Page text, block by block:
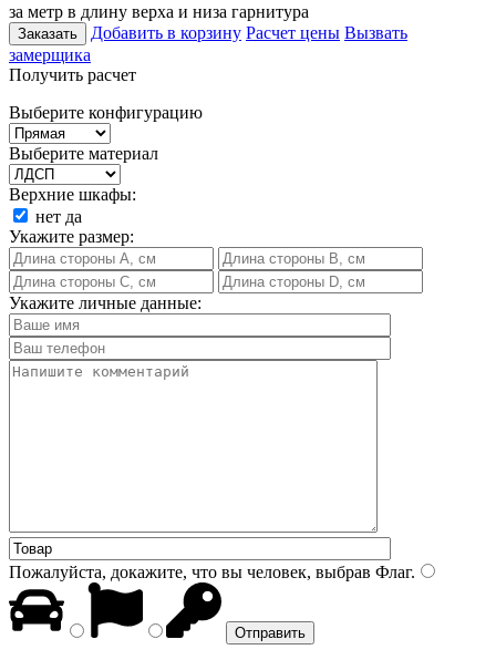
за метр в длину верха и низа гарнитура
Заказать Добавить в корзину Расчет цены Вызвать
замерщика
Получить расчет
Выберите конфигурацию
Выберите материал
Верхние шкафы:
нет да
Укажите размер:
Укажите личные данные:
Пожалуйста, докажите, что вы человек, выбрав Флаг.